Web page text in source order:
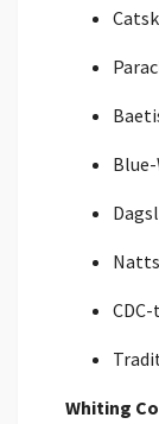
Whiting